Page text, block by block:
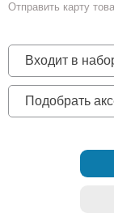
Отправить карту
Входит в
Подобрать